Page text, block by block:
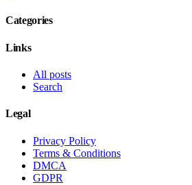
Categories
Links
All posts
Search
Legal
Privacy Policy
Terms & Conditions
DMCA
GDPR